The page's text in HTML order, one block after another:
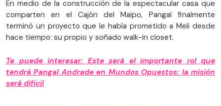
En medio de la construcción de la espectacular casa que
comparten en el Cajón del Maipo, Pangal finalmente
terminó un proyecto que le había prometido a Meli desde
hace tiempo: su propio y soñado walk-in closet.
Te puede interesar: Este será el importante rol que
tendrá Pangal Andrade en Mundos Opuestos: la misión
será difícil